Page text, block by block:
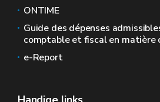
ONTIME
Guide des dépenses
comptable et fiscal en matière
e-Report